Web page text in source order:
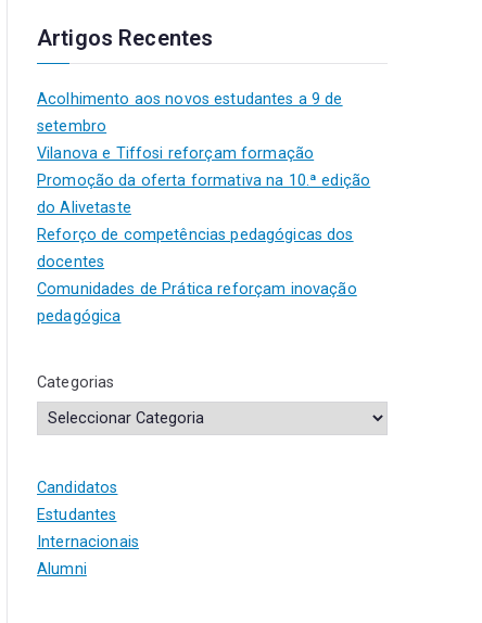
Artigos Recentes
Acolhimento aos novos estudantes a 9 de
setembro
Vilanova e Tiffosi reforçam formação
Promoção da oferta formativa na 10.ª edição
do Alivetaste
Reforço de competências pedagógicas dos
docentes
Comunidades de Prática reforçam inovação
pedagógica
Categorias
Candidatos
Estudantes
Internacionais
Alumni